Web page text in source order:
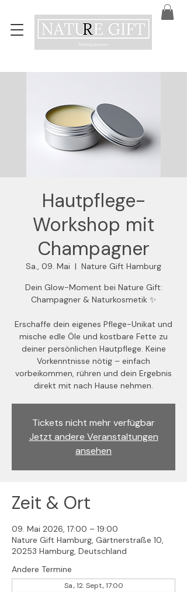
Hautpflege-
Workshop mit
Champagner
Sa., 09. Mai
  |
Nature Gift Hamburg
Dein Glow-Moment bei Nature Gift:
Champagner & Naturkosmetik ✨
Erschaffe dein eigenes Pflege-Unikat und
mische edle Öle und kostbare Fette zu
deiner persönlichen Hautpflege. Keine
Vorkenntnisse nötig – einfach
vorbeikommen, rühren und dein Ergebnis
direkt mit nach Hause nehmen.
Tickets nicht mehr verfügbar
Jetzt andere Veranstaltungen
ansehen
Zeit & Ort
09. Mai 2026, 17:00 – 19:00
Nature Gift Hamburg, Gärtnerstraße 10,
20253 Hamburg, Deutschland
Andere Termine
Sa., 12. Sept., 17:00